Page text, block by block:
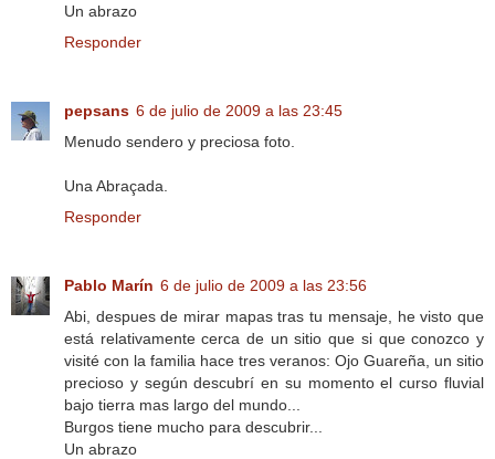
Un abrazo
Responder
pepsans 6 de julio de 2009 a las 23:45
Menudo sendero y preciosa foto.
Una Abraçada.
Responder
Pablo Marín 6 de julio de 2009 a las 23:56
Abi, despues de mirar mapas tras tu mensaje, he visto que
está relativamente cerca de un sitio que si que conozco y
visité con la familia hace tres veranos: Ojo Guareña, un sitio
precioso y según descubrí en su momento el curso fluvial
bajo tierra mas largo del mundo...
Burgos tiene mucho para descubrir...
Un abrazo